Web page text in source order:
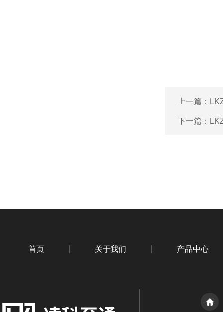
上一篇：
下一篇：
首页 关于我们 产品中心